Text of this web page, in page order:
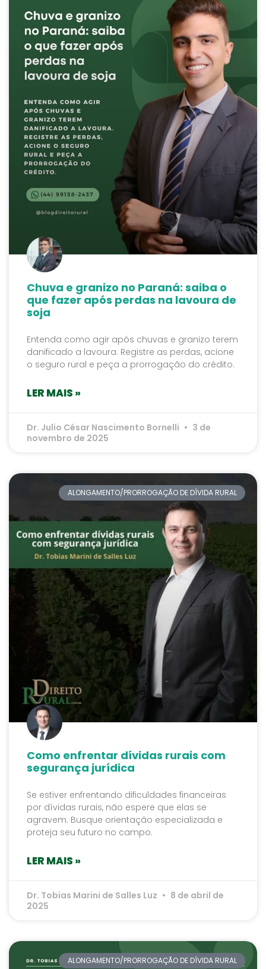
Chuva e granizo no Paraná: saiba o
que fazer após perdas na lavoura de
soja
Entenda como agir após chuvas e granizo terem
danificado a lavoura. Registre as perdas, acione
o seguro rural e peça a prorrogação do crédito.
LER MAIS »
Dr. Julio César Nascimento Bornelli
3 de
novembro de 2025
ALONGAMENTO/PRORROGAÇÃO DE DÍVIDA RURAL
Como enfrentar dívidas rurais com
segurança jurídica
Se estiver enfrentando dificuldades financeiras
por dívidas rurais, não espere que elas se
agravem. Busque orientação especializada e
proteja seu futuro no campo.
LER MAIS »
Dr. Tobias Marini de Salles Luz
8 de abril de
2025
ALONGAMENTO/PRORROGAÇÃO DE DÍVIDA RURAL